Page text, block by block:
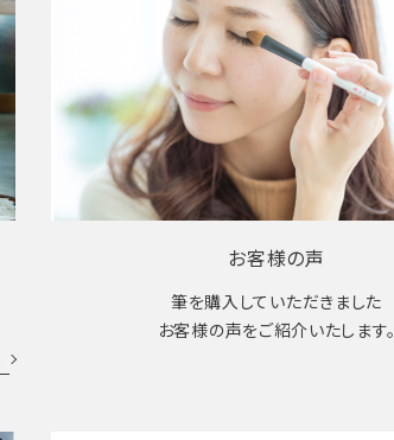
お客様の声
筆を購入していただきました
お客様の声をご紹介いたします。